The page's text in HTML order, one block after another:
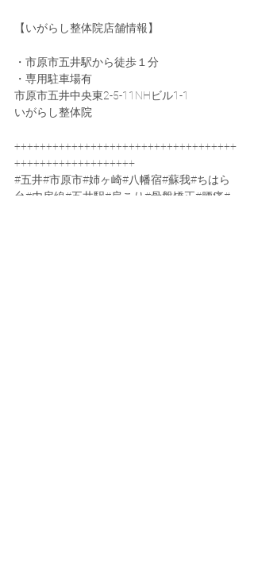
【いがらし整体院店舗情報】
・市原市五井駅から徒歩１分
・専用駐車場有
市原市五井中央東2-5-11NHビル1-1
いがらし整体院
+++++++++++++++++++++++++++++++++++
+++++++++++++++++++
#五井#市原市#姉ヶ崎#八幡宿#蘇我#ちはら
台#内房線#五井駅#肩こり#骨盤矯正#腰痛#